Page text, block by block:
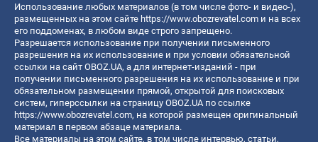
Использование любых материалов (в том числе фото- и видео-),
размещенных на этом сайте https://www.obozrevatel.com и на всех
его поддоменах, в любом виде строго запрещено.
Разрешается использование при получении письменного
разрешения на их использование и при условии обязательной
ссылки на сайт OBOZ.UA, а для интернет-изданий - при
получении письменного разрешения на их использование и при
обязательном размещении прямой, открытой для поисковых
систем, гиперссылки на страницу OBOZ.UA по ссылке
https://www.obozrevatel.com, на которой размещен оригинальный
материал в первом абзаце материала.
Все материалы на этом сайте, в том числе интервью, статьи,